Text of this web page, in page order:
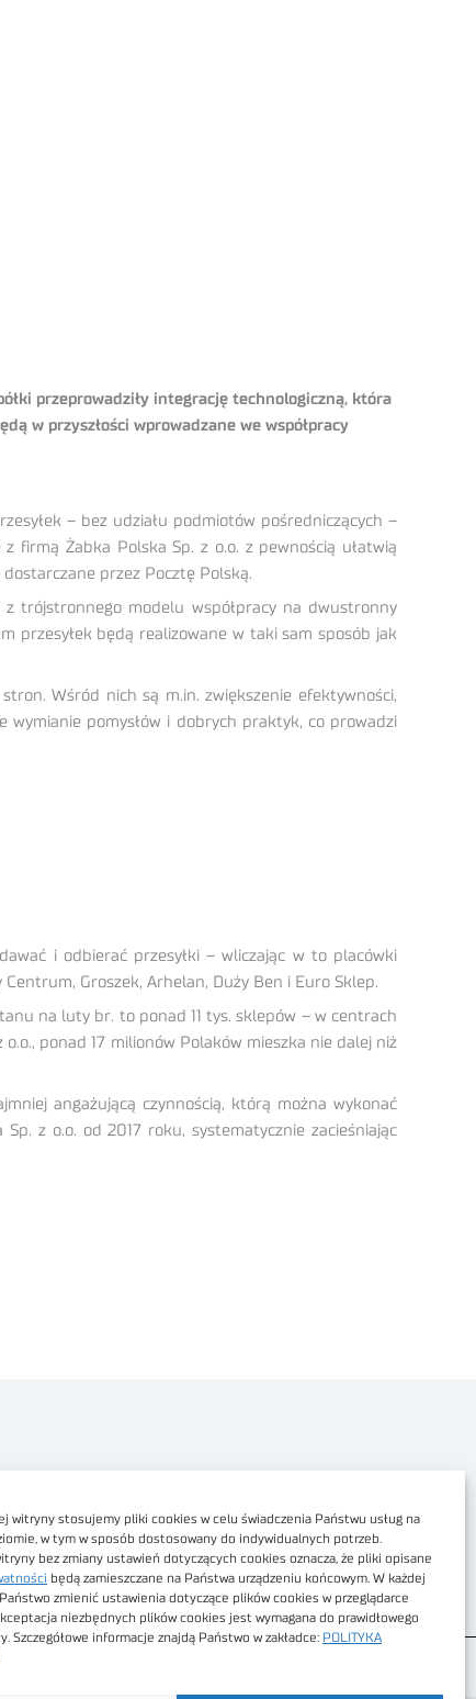
witryny stosujemy pliki cookies w celu świadczenia Państwu usług na
w tym w sposób dostosowany do indywidualnych potrzeb.
bez zmiany ustawień dotyczących cookies oznacza, że pliki opisane
będą zamieszczane na Państwa urządzeniu końcowym. W każdej
zmienić ustawienia dotyczące plików cookies w przeglądarce
niezbędnych plików cookies jest wymagana do prawidłowego
Szczegółowe informacje znajdą Państwo w zakładce: POLITYKA
przeprowadziły integrację technologiczną, która
w przyszłości wprowadzane we współpracy
– bez udziału podmiotów pośredniczących –
firmą Żabka Polska Sp. z o.o. z pewnością ułatwią
przez Pocztę Polską.
trójstronnego modelu współpracy na dwustronny
przesyłek będą realizowane w taki sam sposób jak
Wśród nich są m.in. zwiększenie efektywności,
wymianie pomysłów i dobrych praktyk, co prowadzi
i odbierać przesyłki – wliczając w to placówki
Groszek, Arhelan, Duży Ben i Euro Sklep.
na luty br. to ponad 11 tys. sklepów – w centrach
ponad 17 milionów Polaków mieszka nie dalej niż
angażującą czynnością, którą można wykonać
z o.o. od 2017 roku, systematycznie zacieśniając
Dostępność cyfrowa
Regulamin Portalu
Regulamin sklepu